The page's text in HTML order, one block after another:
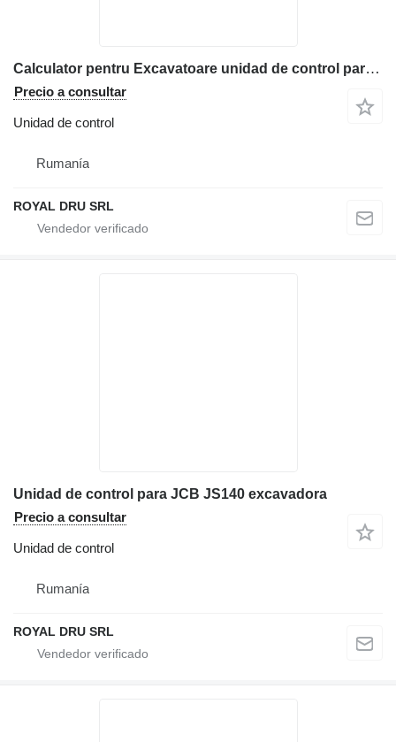
Calculator pentru Excavatoare unidad de control para Hitachi EX215, EX450, EX230 etc maquinaria de construcción
Precio a consultar
Unidad de control
Rumanía
ROYAL DRU SRL
Unidad de control para JCB JS140 excavadora
Precio a consultar
Unidad de control
Rumanía
ROYAL DRU SRL